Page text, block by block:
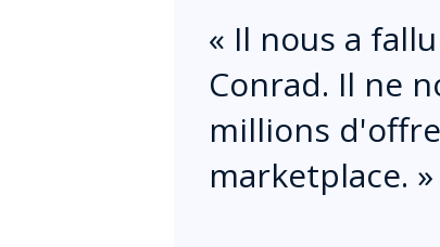
« Il nous a
Conrad. Il ne
millions
marketplace. »